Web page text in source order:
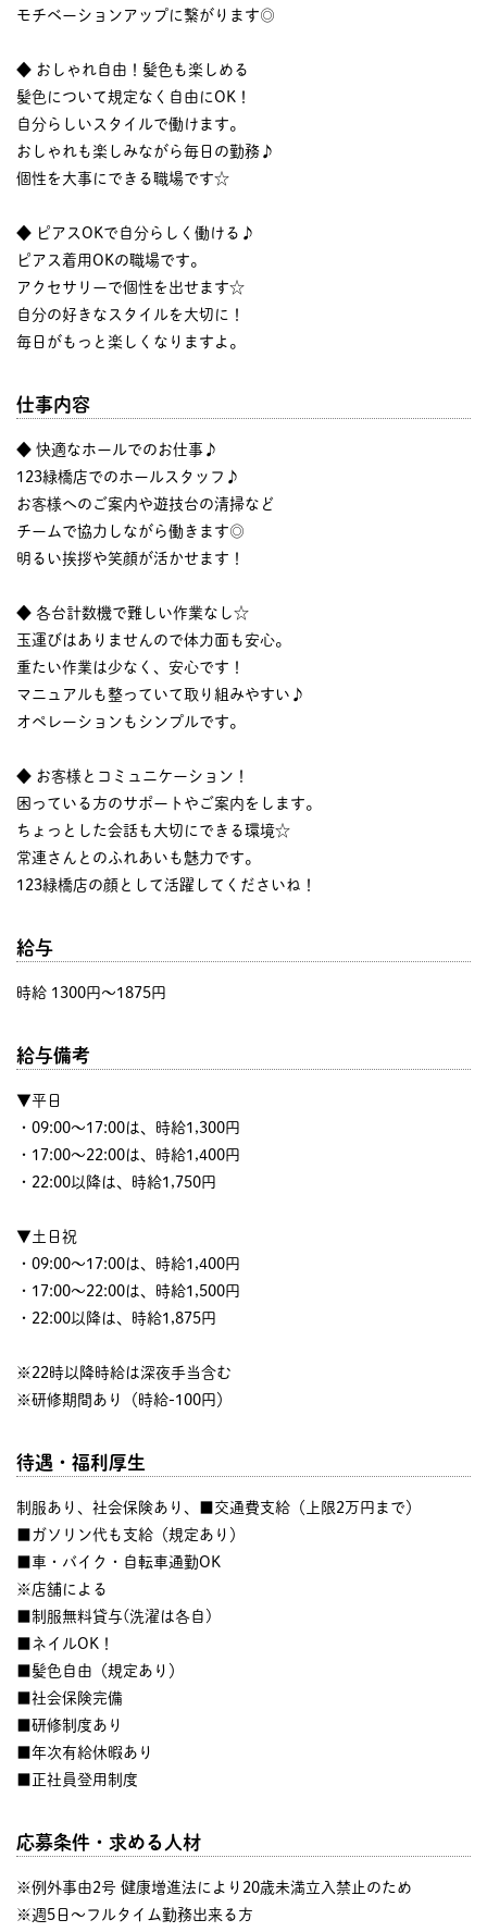
モチベーションアップに繋がります◎
◆ おしゃれ自由！髪色も楽しめる
髪色について規定なく自由にOK！
自分らしいスタイルで働けます。
おしゃれも楽しみながら毎日の勤務♪
個性を大事にできる職場です☆
◆ ピアスOKで自分らしく働ける♪
ピアス着用OKの職場です。
アクセサリーで個性を出せます☆
自分の好きなスタイルを大切に！
毎日がもっと楽しくなりますよ。
仕事内容
◆ 快適なホールでのお仕事♪
123緑橋店でのホールスタッフ♪
お客様へのご案内や遊技台の清掃など
チームで協力しながら働きます◎
明るい挨拶や笑顔が活かせます！
◆ 各台計数機で難しい作業なし☆
玉運びはありませんので体力面も安心。
重たい作業は少なく、安心です！
マニュアルも整っていて取り組みやすい♪
オペレーションもシンプルです。
◆ お客様とコミュニケーション！
困っている方のサポートやご案内をします。
ちょっとした会話も大切にできる環境☆
常連さんとのふれあいも魅力です。
123緑橋店の顔として活躍してくださいね！
給与
時給 1300円〜1875円
給与備考
▼平日
・09:00～17:00は、時給1,300円
・17:00～22:00は、時給1,400円
・22:00以降は、時給1,750円
▼土日祝
・09:00～17:00は、時給1,400円
・17:00～22:00は、時給1,500円
・22:00以降は、時給1,875円
※22時以降時給は深夜手当含む
※研修期間あり（時給-100円）
待遇・福利厚生
制服あり、社会保険あり、■交通費支給（上限2万円まで）
■ガソリン代も支給（規定あり）
■車・バイク・自転車通勤OK
※店舗による
■制服無料貸与(洗濯は各自)
■ネイルOK！
■髪色自由（規定あり）
■社会保険完備
■研修制度あり
■年次有給休暇あり
■正社員登用制度
応募条件・求める人材
※例外事由2号 健康増進法により20歳未満立入禁止のため
※週5日～フルタイム勤務出来る方